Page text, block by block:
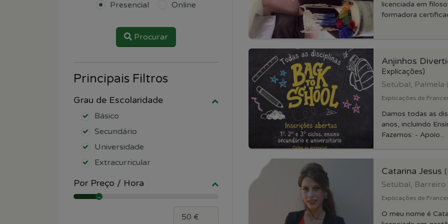
licenciada em
formadora
Anjinhos
Explicações)
Setúbal, Palmela
Explicações de
Damos todas as
anos, incluindo
Fazemos: - Apoio...
Catarina Jesus
Setúbal, Barreiro
Explicações de
O meu nome é
Presencial Online
Procurar
Principais Filtros
Grau de Escolaridade
Básico
Secundário
Universidade
Extracurricular
Por Preço / Hora